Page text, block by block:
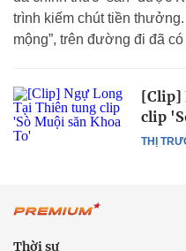
trình kiếm chút tiền
mộng”, trên đường đi đã
THỊ
[Clip]
clip
Thời sự